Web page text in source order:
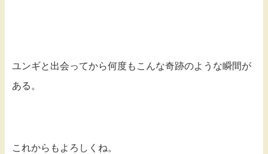
ユンギと出会ってから何度もこんな奇跡のような瞬間が
ある。
これからもよろしくね。